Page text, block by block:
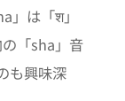
」は「श」
「sha」音
も興味深